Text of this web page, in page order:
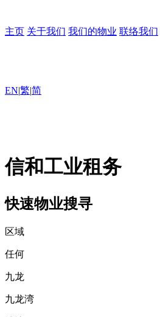
主页 关于我们 我们的物业 联络我们
EN|繁|简
信和工业租务
快速物业搜寻
区域
任何
九龙
九龙湾